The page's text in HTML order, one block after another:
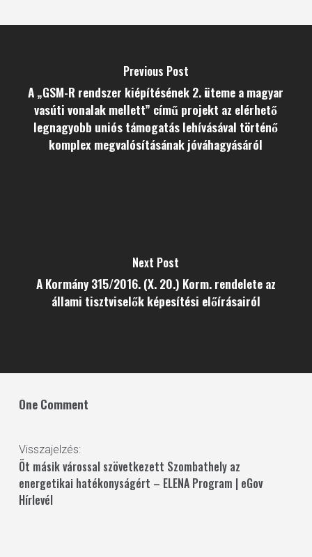
Previous Post
A „GSM-R rendszer kiépítésének 2. üteme a magyar
vasúti vonalak mellett” című projekt az elérhető
legnagyobb uniós támogatás lehívásával történő
komplex megvalósításának jóváhagyásáról
Next Post
A Kormány 315/2016. (X. 20.) Korm. rendelete az
állami tisztviselők képesítési előírásairól
One Comment
Visszajelzés:
Öt másik várossal szövetkezett Szombathely az
energetikai hatékonyságért – ELENA Program | eGov
Hírlevél